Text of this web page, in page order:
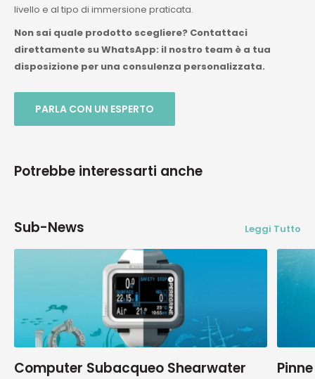
livello e al tipo di immersione praticata.
Non sai quale prodotto scegliere? Contattaci
direttamente su WhatsApp: il nostro team è a tua
disposizione per una consulenza personalizzata.
PARLA CON UN ESPERTO
Potrebbe interessarti anche
Sub-News Leggi Tutto
Computer Subacqueo Shearwater